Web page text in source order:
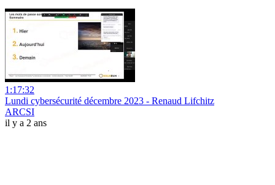
1:17:32
Lundi cybersécurité décembre 2023 - Renaud Lifchitz
ARCSI
il y a 2 ans